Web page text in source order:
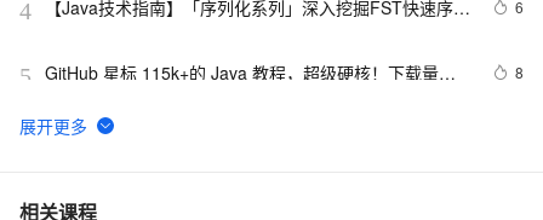
4
【Java技术指南】「序列化系列」深入挖掘FST快速序列
6
5 GitHub 星标 115k+的 Java 教程，超级硬核！下载量突
8
6 营销活动送红包接入说明（Java版）
7 2. Java中的垃圾收集 - GC参考手册
相关课程